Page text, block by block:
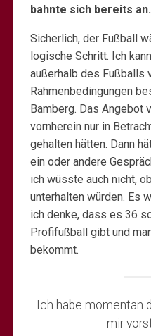
bahnte sich bereits an.
Sicherlich, der Fußball
logische Schritt. Ich
außerhalb des Fußballs
Rahmenbedingungen
Bamberg. Das Angebot
vornherein nur in
gehalten hätten. Dann
ein oder andere
ich wüsste auch nicht,
unterhalten würden. Es
ich denke, dass es 36
Profifußball gibt und
bekommt.
Ich habe momentan
mir